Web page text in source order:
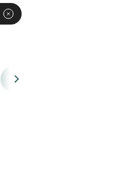
NBA